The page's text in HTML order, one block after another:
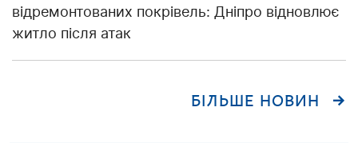
відремонтованих покрівель: Дніпро відновлює
житло після атак
БІЛЬШЕ НОВИН